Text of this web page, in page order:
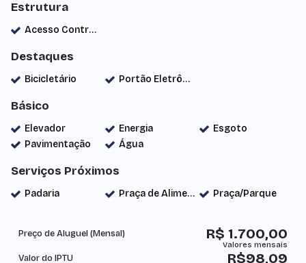
Estrutura
Acesso Controlado
Destaques
Bicicletário Portão Eletrônico
Básico
Elevador Energia
Esgoto
Pavimentação
Água
Serviços Próximos
Padaria Praça de Alimentação Praça/Parque
R$ 1.700,00
Preço de Aluguel (Mensal)
Valor do IPTU R$98,09